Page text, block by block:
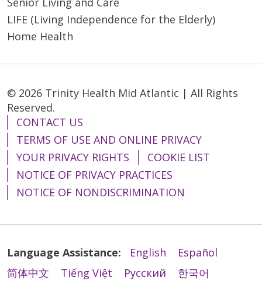
LIFE (Living Independence for the Elderly)
Home Health
© 2026 Trinity Health Mid Atlantic | All Rights
Reserved.
CONTACT US
TERMS OF USE AND ONLINE PRIVACY
YOUR PRIVACY RIGHTS
COOKIE LIST
NOTICE OF PRIVACY PRACTICES
NOTICE OF NONDISCRIMINATION
Language Assistance: English
Español
简体中文
Tiếng Việt Русский
한국어